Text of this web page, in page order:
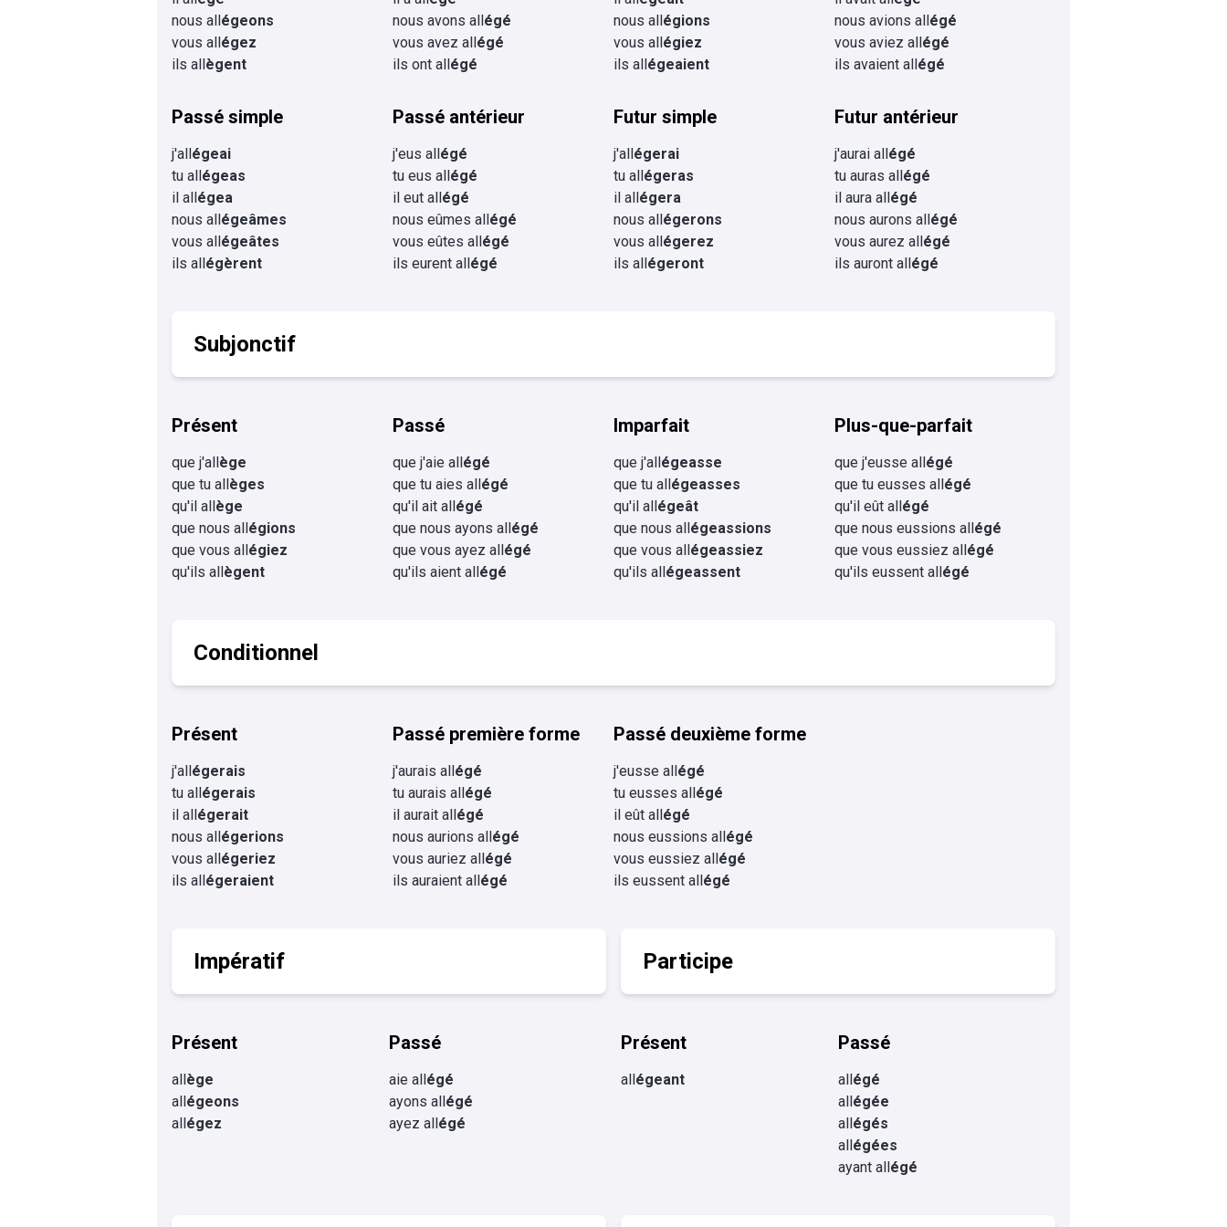
nous allégeons
vous allégez
ils allègent
nous avons allégé
vous avez allégé
ils ont allégé
nous allégions
vous allégiez
ils allégeaient
nous avions allégé
vous aviez allégé
ils avaient allégé
Passé simple
j'allégeai
tu allégeas
il allégea
nous allégeâmes
vous allégeâtes
ils allégèrent
Passé antérieur
j'eus allégé
tu eus allégé
il eut allégé
nous eûmes allégé
vous eûtes allégé
ils eurent allégé
Futur simple
j'allégerai
tu allégeras
il allégera
nous allégerons
vous allégerez
ils allégeront
Futur antérieur
j'aurai allégé
tu auras allégé
il aura allégé
nous aurons allégé
vous aurez allégé
ils auront allégé
Subjonctif
Présent
que j'allège
que tu allèges
qu'il allège
que nous allégions
que vous allégiez
qu'ils allègent
Passé
que j'aie allégé
que tu aies allégé
qu'il ait allégé
que nous ayons allégé
que vous ayez allégé
qu'ils aient allégé
Imparfait
que j'allégeasse
que tu allégeasses
qu'il allégeât
que nous allégeassions
que vous allégeassiez
qu'ils allégeassent
Plus-que-parfait
que j'eusse allégé
que tu eusses allégé
qu'il eût allégé
que nous eussions allégé
que vous eussiez allégé
qu'ils eussent allégé
Conditionnel
Présent
j'allégerais
tu allégerais
il allégerait
nous allégerions
vous allégeriez
ils allégeraient
Passé première forme
j'aurais allégé
tu aurais allégé
il aurait allégé
nous aurions allégé
vous auriez allégé
ils auraient allégé
Passé deuxième forme
j'eusse allégé
tu eusses allégé
il eût allégé
nous eussions allégé
vous eussiez allégé
ils eussent allégé
Impératif
Présent
allège
allégeons
allégez
Passé
aie allégé
ayons allégé
ayez allégé
Participe
Présent
allégeant
Passé
allégé
allégée
allégés
allégées
ayant allégé